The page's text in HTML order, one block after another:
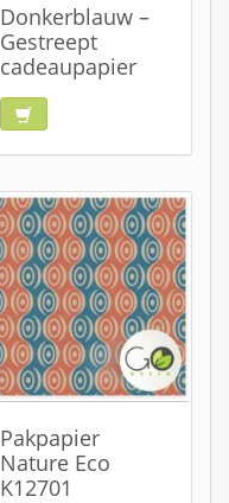
Donkerblauw –
Gestreept
cadeaupapier
Pakpapier
Nature Eco
K12701